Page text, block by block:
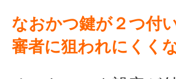
なおかつ鍵が２つ付
審者に狙われにくく